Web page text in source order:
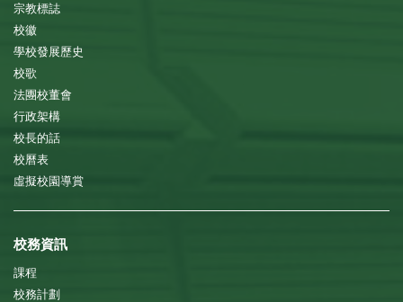
宗教標誌
校徽
學校發展歷史
校歌
法團校董會
行政架構
校長的話
校曆表
虛擬校園導賞
校務資訊
課程
校務計劃